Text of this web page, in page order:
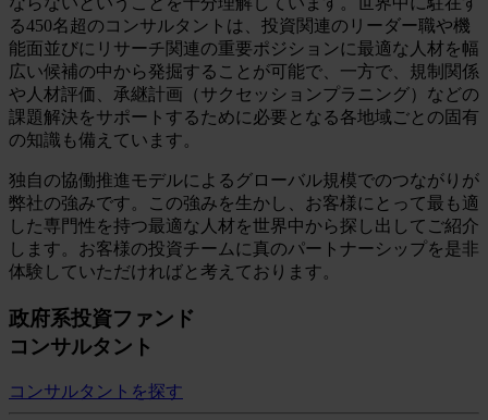
る450名超のコンサルタントは、投資関連のリーダー職や機
能面並びにリサーチ関連の重要ポジションに最適な人材を幅
広い候補の中から発掘することが可能で、一方で、規制関係
や人材評価、承継計画（サクセッションプラニング）などの
課題解決をサポートするために必要となる各地域ごとの固有
の知識も備えています。
独自の協働推進モデルによるグローバル規模でのつながりが
弊社の強みです。この強みを生かし、お客様にとって最も適
した専門性を持つ最適な人材を世界中から探し出してご紹介
します。お客様の投資チームに真のパートナーシップを是非
体験していただければと考えております。
政府系投資ファンド
コンサルタント
コンサルタントを探す